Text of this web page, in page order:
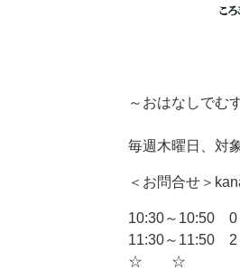
～おはなしでむ
毎週木曜日、対
＜お問合せ＞
10:30～10:50 0
11:30～11:50 2
☆ ☆